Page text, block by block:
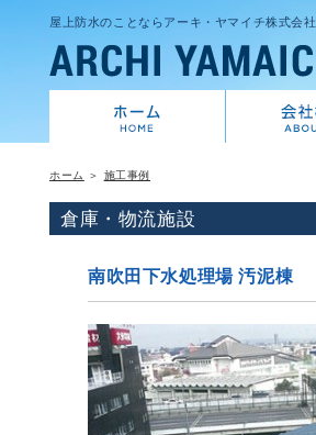
屋上防水のことならアーキ・ヤマイチ株式会社
ホーム ＞ 施工事例
倉庫・物流施設
南吹田下水処理場 汚泥棟